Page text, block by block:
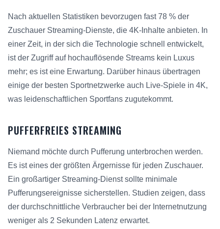
Nach aktuellen Statistiken bevorzugen fast 78 % der
Zuschauer Streaming-Dienste, die 4K-Inhalte anbieten. In
einer Zeit, in der sich die Technologie schnell entwickelt,
ist der Zugriff auf hochauflösende Streams kein Luxus
mehr; es ist eine Erwartung. Darüber hinaus übertragen
einige der besten Sportnetzwerke auch Live-Spiele in 4K,
was leidenschaftlichen Sportfans zugutekommt.
PUFFERFREIES STREAMING
Niemand möchte durch Pufferung unterbrochen werden.
Es ist eines der größten Ärgernisse für jeden Zuschauer.
Ein großartiger Streaming-Dienst sollte minimale
Pufferungsereignisse sicherstellen. Studien zeigen, dass
der durchschnittliche Verbraucher bei der Internetnutzung
weniger als 2 Sekunden Latenz erwartet.